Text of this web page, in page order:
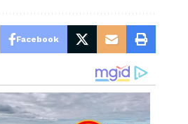
Facebook